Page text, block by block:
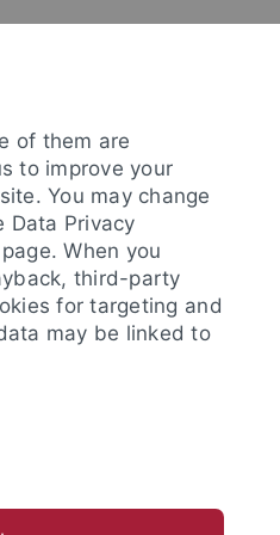
Neuere deutsche
of them are
to improve your
You may change
Data Privacy
When you
third-party
for targeting and
may be linked to